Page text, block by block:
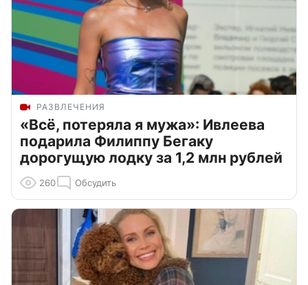
РАЗВЛЕЧЕНИЯ
«Всё, потеряла я мужа»: Ивлеева
подарила Филиппу Бегаку
дорогущую лодку за 1,2 млн рублей
260 Обсудить